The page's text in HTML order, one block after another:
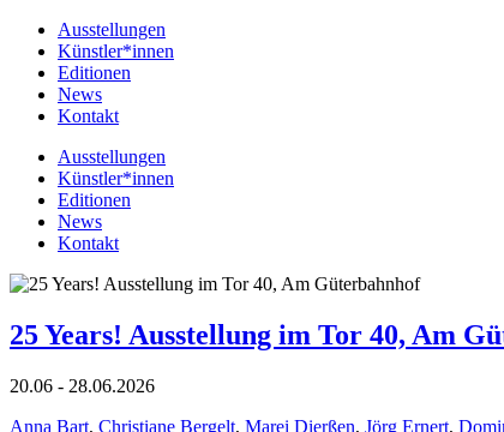
Ausstellungen
Künstler*innen
Editionen
News
Kontakt
Ausstellungen
Künstler*innen
Editionen
News
Kontakt
25 Years! Ausstellung im Tor 40, Am
20.06 - 28.06.2026
Anna Bart, Christiane Bergelt, Marei Dierßen, Jörg Ernert,